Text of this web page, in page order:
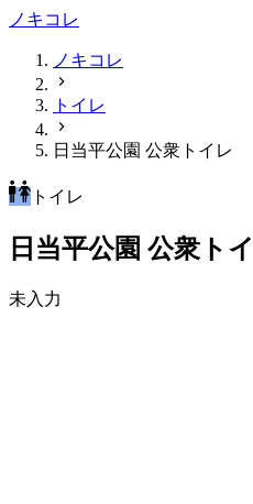
ノキコレ
ノキコレ
トイレ
日当平公園 公衆トイレ
トイレ
日当平公園 公衆ト
未入力